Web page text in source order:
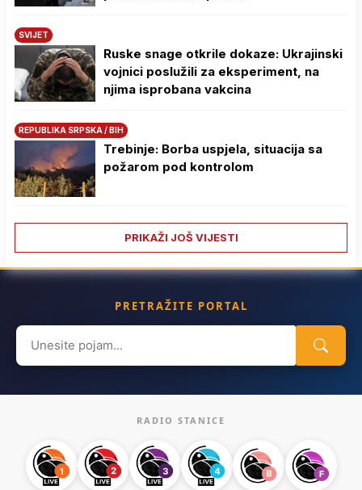
SVIJET
Ruske snage otkrile dokaze: Ukrajinski
vojnici poslužili za eksperiment, na
njima isprobana vakcina
REPUBLIKA SRPSKA / BIH
Trebinje: Borba uspjela, situacija sa
požarom pod kontrolom
PRIKAŽI JOŠ VIJESTI
PRETRAŽITE PORTAL
Search
for:
RADIO STANICE